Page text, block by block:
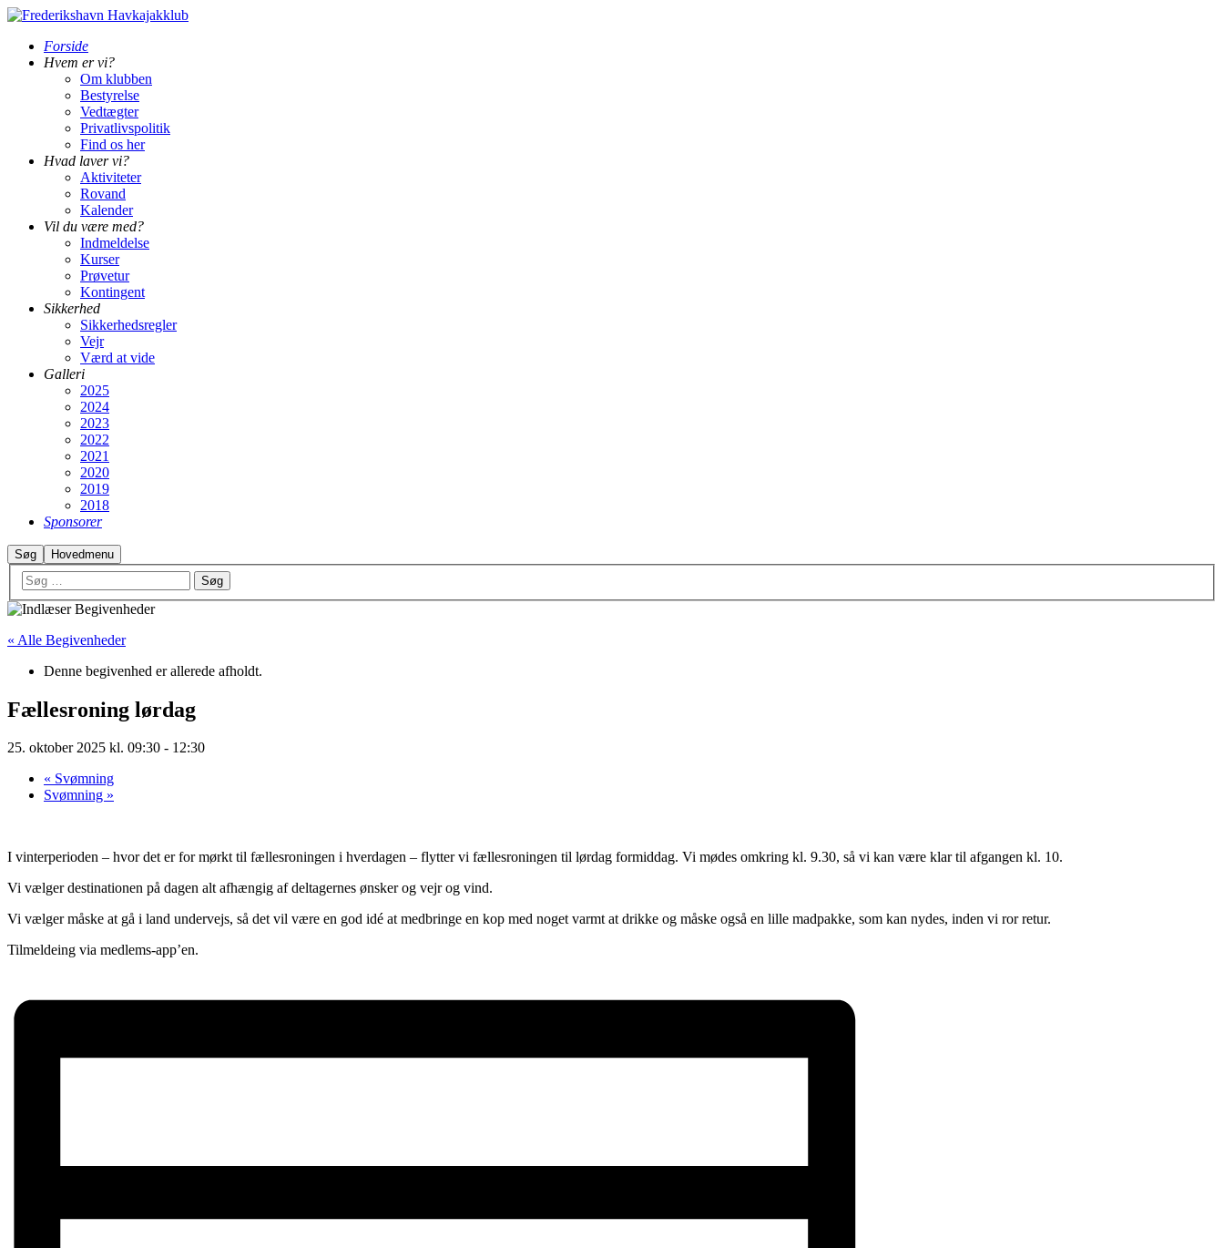
Forside
Hvem er vi?
Om klubben
Bestyrelse
Vedtægter
Privatlivspolitik
Find os her
Hvad laver vi?
Aktiviteter
Rovand
Kalender
Vil du være med?
Indmeldelse
Kurser
Prøvetur
Kontingent
Sikkerhed
Sikkerhedsregler
Vejr
Værd at vide
Galleri
2025
2024
2023
2022
2021
2020
2019
2018
Sponsorer
Søg Hovedmenu
« Alle Begivenheder
Denne begivenhed er allerede afholdt.
Fællesroning lørdag
25. oktober 2025 kl. 09:30 - 12:30
« Svømning
Svømning »
I vinterperioden – hvor det er for mørkt til fællesroningen i hverdagen – flytter vi fællesroningen til lørdag formiddag. Vi mødes omkring kl. 9.30, så vi kan være klar til afgangen kl. 10.
Vi vælger destinationen på dagen alt afhængig af deltagernes ønsker og vejr og vind.
Vi vælger måske at gå i land undervejs, så det vil være en god idé at medbringe en kop med noget varmt at drikke og måske også en lille madpakke, som kan nydes, inden vi ror retur.
Tilmeldeing via medlems-app’en.